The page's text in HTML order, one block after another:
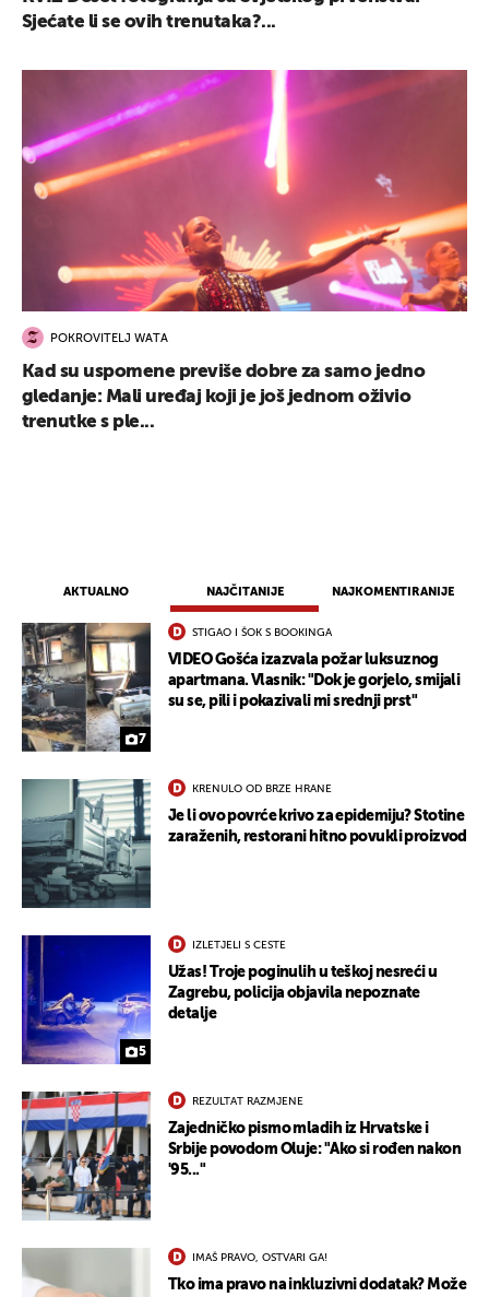
AKTUALNO NAJČITANIJE NAJKOMENTIRANIJE
7
STIGAO I ŠOK S BOOKINGA
VIDEO Gošća izazvala požar luksuznog
apartmana. Vlasnik: "Dok je gorjelo, smijali
su se, pili i pokazivali mi srednji prst"
KRENULO OD BRZE HRANE
Je li ovo povrće krivo za epidemiju? Stotine
zaraženih, restorani hitno povukli proizvod
5
IZLETJELI S CESTE
Užas! Troje poginulih u teškoj nesreći u
Zagrebu, policija objavila nepoznate
detalje
REZULTAT RAZMJENE
Zajedničko pismo mladih iz Hrvatske i
Srbije povodom Oluje: "Ako si rođen nakon
'95..."
IMAŠ PRAVO, OSTVARI GA!
Tko ima pravo na inkluzivni dodatak? Može
Sjećate li se ovih trenutaka?...
POKROVITELJ WATA
Kad su uspomene previše dobre za samo jedno
gledanje: Mali uređaj koji je još jednom oživio
trenutke s ple...